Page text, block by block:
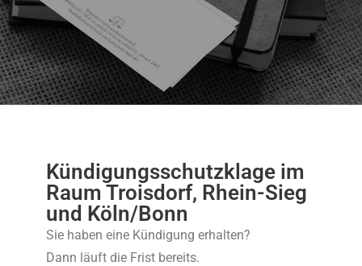
Kündigungsschutzklage im
Raum Troisdorf, Rhein-Sieg
und Köln/Bonn
Sie haben eine Kündigung erhalten?
Dann läuft die Frist bereits.